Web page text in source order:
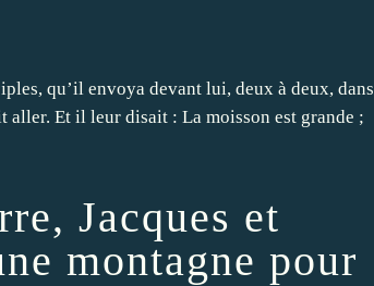
qu’il envoya devant lui, deux à deux, dans
Et il leur disait : La moisson est grande ;
Jacques et
montagne pour